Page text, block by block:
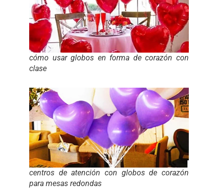
cómo usar globos en forma de corazón con
clase
centros de atención con globos de corazón
para mesas redondas